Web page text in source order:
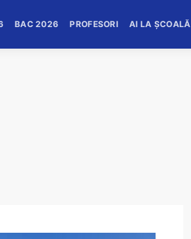
BAC 2026 PROFESORI AI LA ȘCOALĂ